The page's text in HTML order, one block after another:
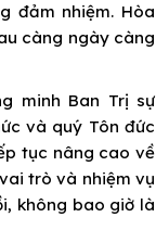
đảm nhiệm. Hòa
càng ngày càng
minh Ban Trị sự
và quý Tôn đức
tục nâng cao về
trò và nhiệm vụ
không bao giờ là